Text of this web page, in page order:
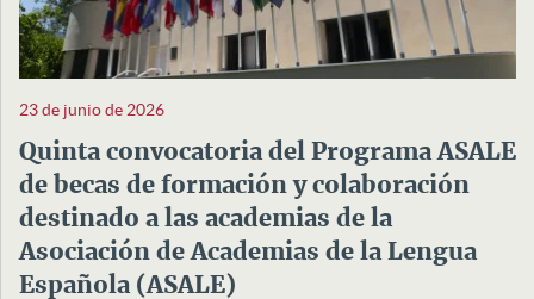
23 de junio de 2026
Quinta convocatoria del Programa ASALE
de becas de formación y colaboración
destinado a las academias de la
Asociación de Academias de la Lengua
Española (ASALE)